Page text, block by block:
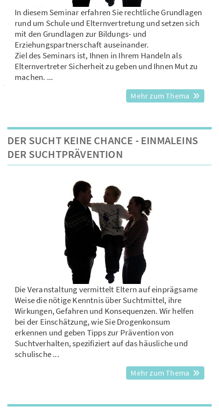
In diesem Seminar erfahren Sie rechtliche Grundlagen
rund um Schule und Elternvertretung und setzen sich
mit den Grundlagen zur Bildungs- und
Erziehungspartnerschaft auseinander.
Ziel des Seminars ist, Ihnen in Ihrem Handeln als
Elternvertreter Sicherheit zu geben und Ihnen Mut zu
machen. ...
Mehr zum Thema
DER SUCHT KEINE CHANCE - EINMALEINS
DER SUCHTPRÄVENTION
Die Veranstaltung vermittelt Eltern auf einprägsame
Weise die nötige Kenntnis über Suchtmittel, ihre
Wirkungen, Gefahren und Konsequenzen. Wir helfen
bei der Einschätzung, wie Sie Drogenkonsum
erkennen und geben Tipps zur Prävention von
Suchtverhalten, spezifiziert auf das häusliche und
schulische ...
Mehr zum Thema